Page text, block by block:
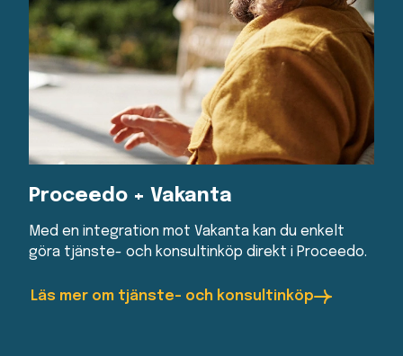
Proceedo + Vakanta
Med en integration mot Vakanta kan du enkelt
göra tjänste- och konsultinköp direkt i Proceedo.
Läs mer om tjänste- och konsultinköp